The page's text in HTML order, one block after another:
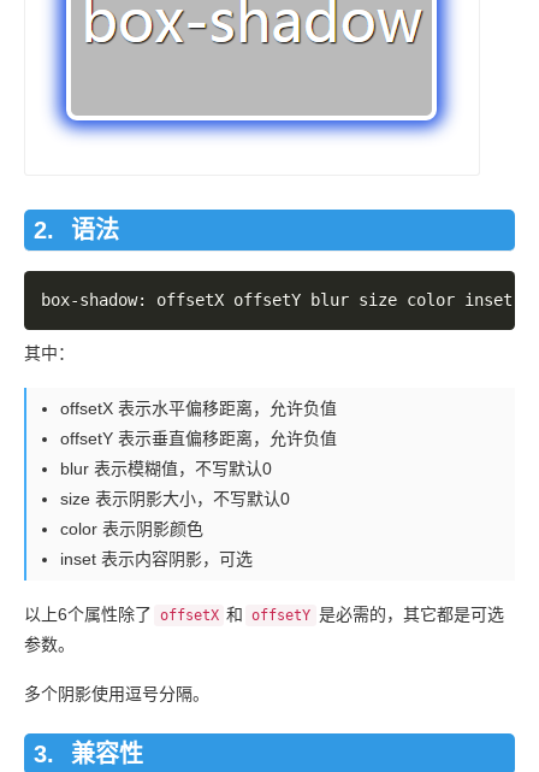
语法
其中：
offsetX 表示水平偏移距离，允许负值
offsetY 表示垂直偏移距离，允许负值
blur 表示模糊值，不写默认0
size 表示阴影大小，不写默认0
color 表示阴影颜色
inset 表示内容阴影，可选
以上6个属性除了 offsetX 和 offsetY 是必需的，其它都是可选
参数。
多个阴影使用逗号分隔。
兼容性